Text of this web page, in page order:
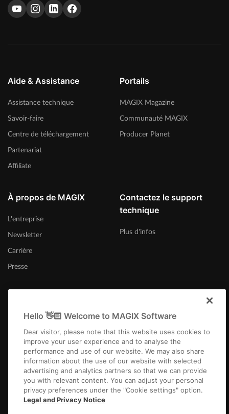
Aide & Assistance
Assistance technique
Savoir-faire
Centre de téléchargement
Partenariat
Affiliate
Portails
MAGIX Magazine
Communauté MAGIX
Producer Planet
À propos de MAGIX
L'entreprise
Newsletter
Carrière
Presse
Contactez le support
technique
Plus d'infos
Belgique (Français)
Infos légalesCGVConditions du jeu-concoursProtection des données
Paramètres de cookiesEULAPaiement / Livraison
Hello 👋🏻 Welcome to MAGIX Software
Dear visitor, please note that this website uses cookies to
improve your user experience and to analyse the
performance and use of our website. We may also share
information about the use of our website with selected
advertising and analytics partners so that we can provide
you with relevant content. You can adjust your personal
privacy preferences under the "Cookie settings" option.
Legal and Privacy Notice